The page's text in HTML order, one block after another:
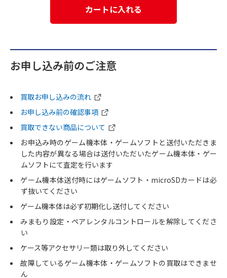
カートに入れる
お申し込み前のご注意
買取お申し込みの流れ
お申し込み前の確認事項
買取できない商品について
お申込み時のゲーム機本体・ゲームソフトと送付いただきま
した内容が異なる場合は送付いただいたゲーム機本体・ゲー
ムソフトにて査定を行います
ゲーム機本体送付時にはゲームソフト・microSDカードは必
ず抜いてください
ゲーム機本体は必ず初期化し送付してください
みまもり設定・ペアレンタルコントロールを解除してくださ
い
ケース等アクセサリー類は取り外してください
故障しているゲーム機本体・ゲームソフトの買取はできませ
ん